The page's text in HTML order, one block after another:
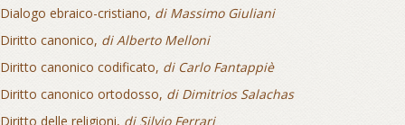
Dialogo ebraico-cristiano, di Massimo Giuliani
Diritto canonico, di Alberto Melloni
Diritto canonico codificato, di Carlo Fantappiè
Diritto canonico ortodosso, di Dimitrios Salachas
Diritto delle religioni, di Silvio Ferrari